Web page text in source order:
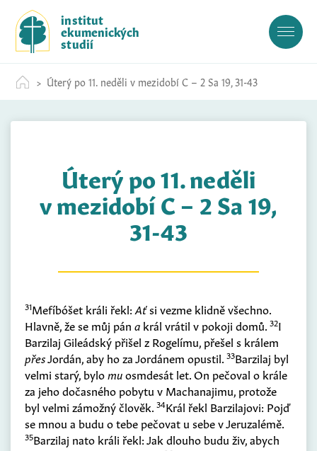
c
institut
ekumenických
studií
Úterý po 11. neděli v mezidobí C – 2 Sa 19, 31-43
Úterý po 11. neděli
v mezidobí C – 2 Sa 19,
31-43
31Mefíbóšet králi řekl: Aťsi vezme klidně všechno.
Hlavně, že se můj pán a král vrátil v pokoji domů. 32I
Barzilaj Gileádský přišel z Rogelímu, přešel s králem
přesJordán, aby ho za Jordánem opustil. 33Barzilaj byl
velmi starý, bylomuosmdesát let. On pečoval o krále
za jeho dočasného pobytu v Machanajimu, protože
byl velmi zámožný člověk. 34Král řekl Barzilajovi: Pojď
se mnou a budu o tebe pečovat u sebe v Jeruzalémě.
35Barzilaj nato králi řekl: Jak dlouho budu živ, abych